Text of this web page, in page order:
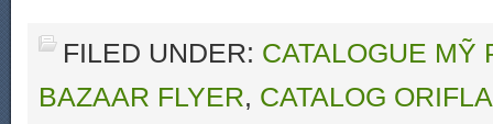
FILED UNDER: CATALOGUE MỸ
BAZAAR FLYER, CATALOG